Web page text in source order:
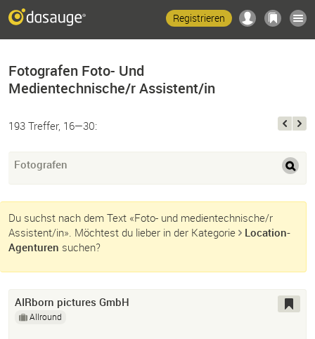
Registrieren
Fotografen Foto- Und
Medientechnische/r Assistent/in
193 Treffer, 16—30:
Fotografen
Du suchst nach dem Text «Foto- und medientechnische/r
Assistent/in». Möchtest du lieber in der Kategorie
Location-
Agenturen suchen?
AIRborn pictures GmbH
Allround